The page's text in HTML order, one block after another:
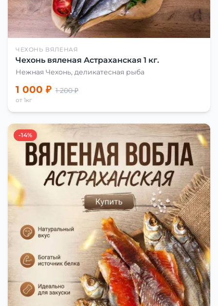
ЧЕХОНЬ ВЯЛЕНАЯ
Чехонь вяленая Астраханская 1 кг.
Нежная Чехонь, деликатесная рыба
1 000 ₽ 1 200 ₽
от 1кг
-14%